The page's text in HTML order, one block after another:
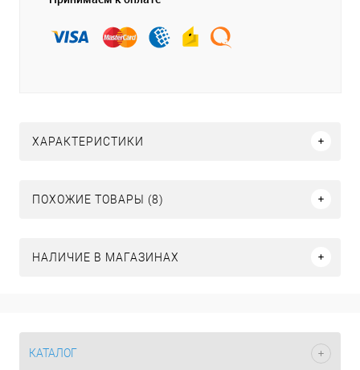
ХАРАКТЕРИСТИКИ
ПОХОЖИЕ ТОВАРЫ (8)
НАЛИЧИЕ В МАГАЗИНАХ
КАТАЛОГ